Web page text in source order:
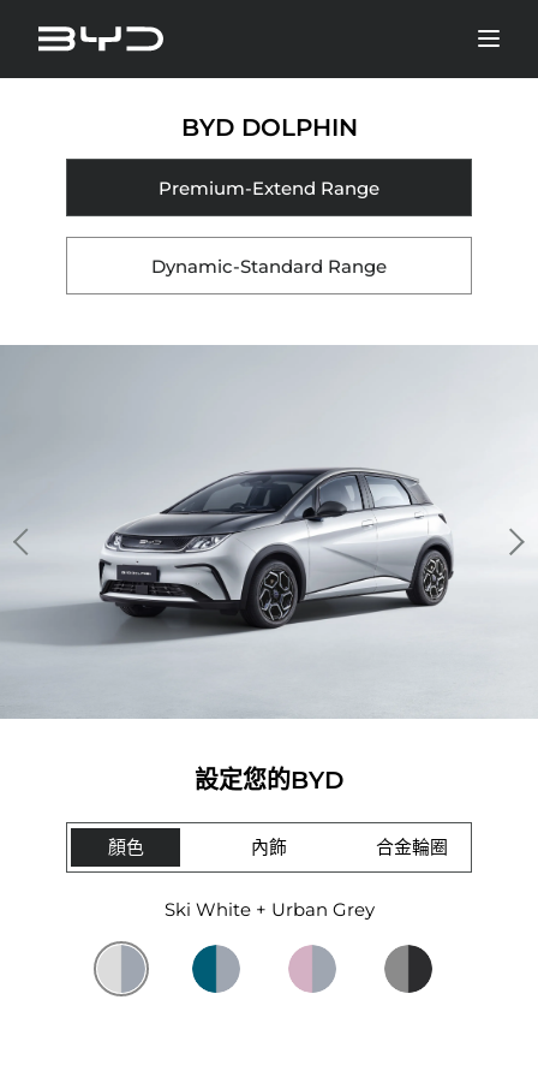
BYD DOLPHIN
Premium-Extend Range
Dynamic-Standard Range
設定您的BYD
顏色 內飾 合金輪圈
Ski White + Urban Grey